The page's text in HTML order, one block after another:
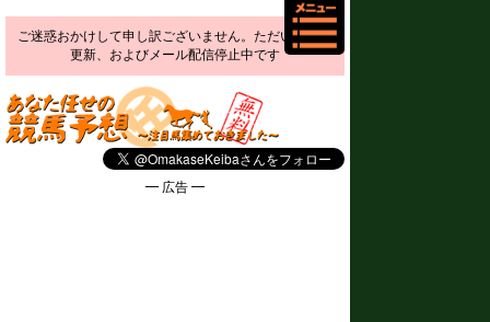
ご迷惑おかけして申し訳ございません。ただいま予想
更新、およびメール配信停止中です
━ 広告 ━